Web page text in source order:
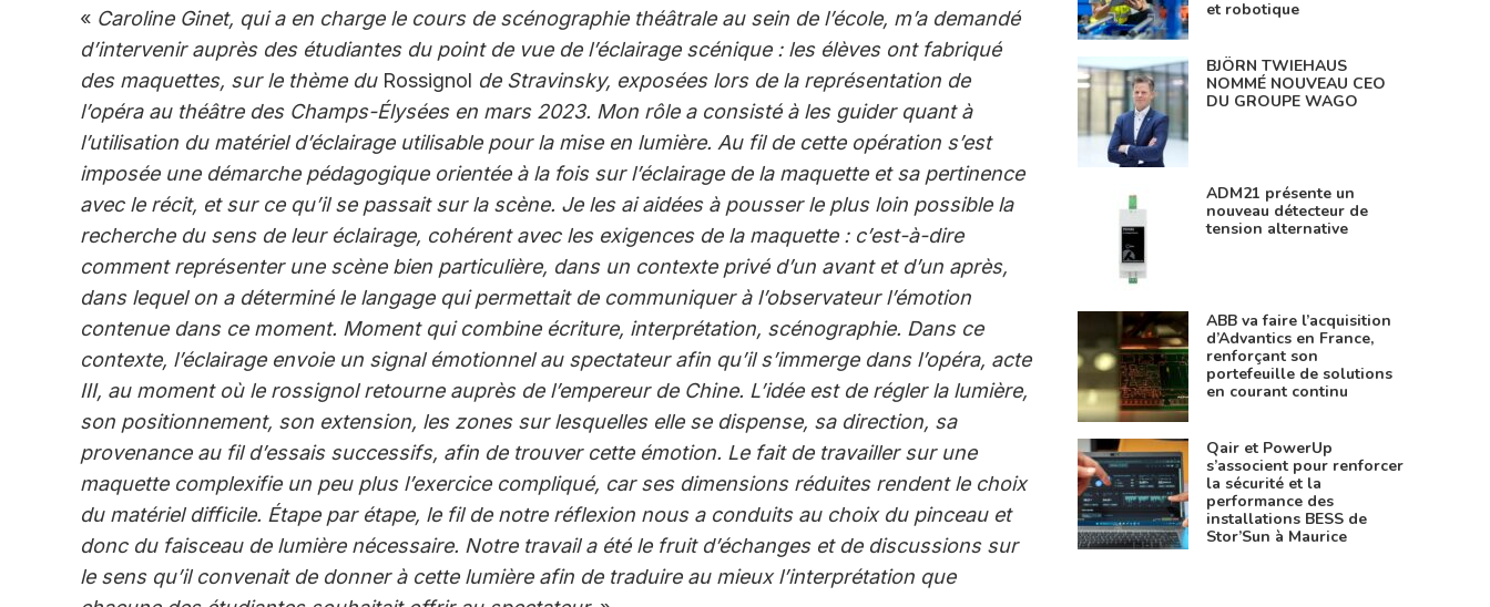
« Caroline Ginet, qui a en charge le cours de scénographie théâtrale au sein de l’école, m’a demandé
d’intervenir auprès des étudiantes du point de vue de l’éclairage scénique : les élèves ont fabriqué
des maquettes, sur le thème duRossignol de Stravinsky, exposées lors de la représentation de
l’opéra au théâtre des Champs-Élysées en mars 2023. Mon rôle a consisté à les guider quant à
l’utilisation du matériel d’éclairage utilisable pour la mise en lumière. Au fil de cette opération s’est
imposée une démarche pédagogique orientée à la fois sur l’éclairage de la maquette et sa pertinence
avec le récit, et sur ce qu’il se passait sur la scène. Je les ai aidées à pousser le plus loin possible la
recherche du sens de leur éclairage, cohérent avec les exigences de la maquette : c’est-à-dire
comment représenter une scène bien particulière, dans un contexte privé d’un avant et d’un après,
dans lequel on a déterminé le langage qui permettait de communiquer à l’observateur l’émotion
contenue dans ce moment. Moment qui combine écriture, interprétation, scénographie. Dans ce
contexte, l’éclairage envoie un signal émotionnel au spectateur afin qu’il s’immerge dans l’opéra, acte
III, au moment où le rossignol retourne auprès de l’empereur de Chine. L’idée est de régler la lumière,
son positionnement, son extension, les zones sur lesquelles elle se dispense, sa direction, sa
provenance au fil d’essais successifs, afin de trouver cette émotion. Le fait de travailler sur une
maquette complexifie un peu plus l’exercice compliqué, car ses dimensions réduites rendent le choix
du matériel difficile. Étape par étape, le fil de notre réflexion nous a conduits au choix du pinceau et
donc du faisceau de lumière nécessaire. Notre travail a été le fruit d’échanges et de discussions sur
le sens qu’il convenait de donner à cette lumière afin de traduire au mieux l’interprétation que
et robotique
BJÖRN TWIEHAUS
NOMMÉ NOUVEAU CEO
DU GROUPE WAGO
ADM21 présente un
nouveau détecteur de
tension alternative
ABB va faire l’acquisition
d’Advantics en France,
renforçant son
portefeuille de solutions
en courant continu
Qair et PowerUp
s’associent pour renforcer
la sécurité et la
performance des
installations BESS de
Stor’Sun à Maurice